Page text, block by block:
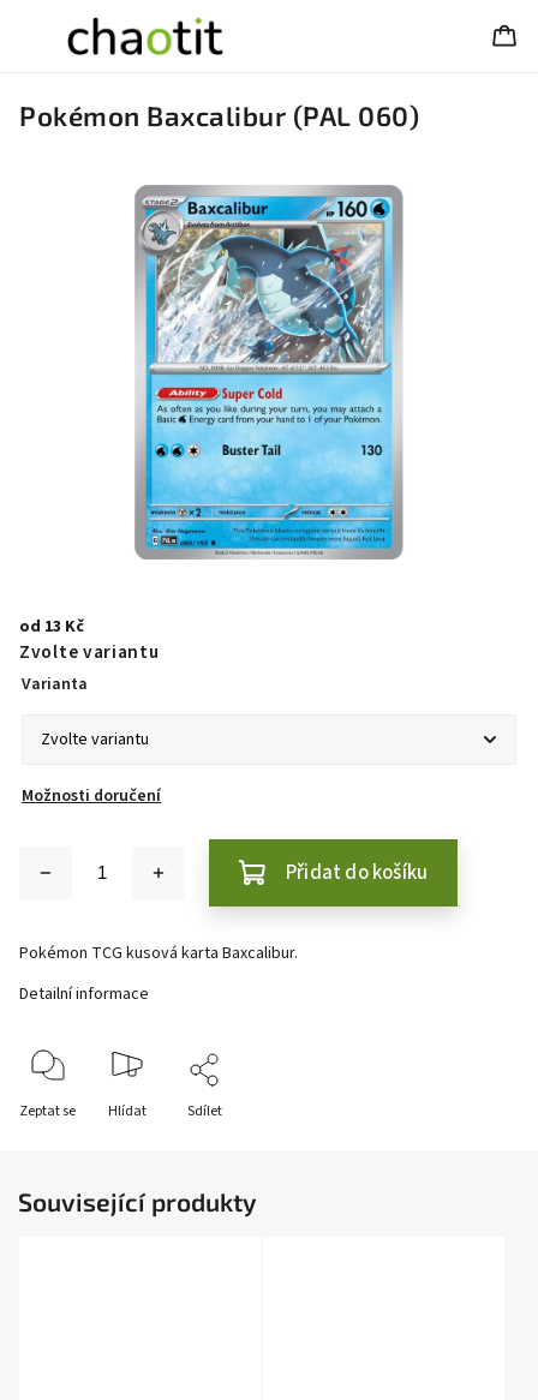
Pokémon Baxcalibur (PAL 060)
od 13 Kč
Zvolte variantu
Varianta
Možnosti doručení
Přidat do košíku
Pokémon TCG kusová karta Baxcalibur.
Detailní informace
Zeptat se Hlídat Sdílet
Související produkty